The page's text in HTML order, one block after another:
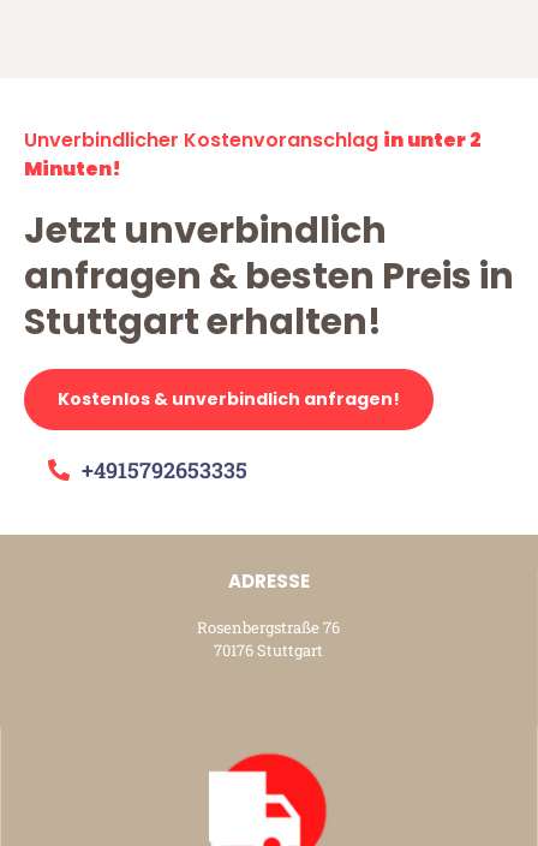
Unverbindlicher Kostenvoranschlag in unter 2
Minuten!
Jetzt unverbindlich
anfragen & besten Preis in
Stuttgart erhalten!
Kostenlos & unverbindlich anfragen!
+4915792653335
ADRESSE
Rosenbergstraße 76
70176 Stuttgart